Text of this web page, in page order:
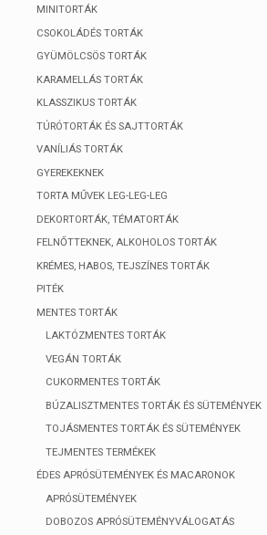
MINITORTÁK
CSOKOLÁDÉS TORTÁK
GYÜMÖLCSÖS TORTÁK
KARAMELLÁS TORTÁK
KLASSZIKUS TORTÁK
TÚRÓTORTÁK ÉS SAJTTORTÁK
VANÍLIÁS TORTÁK
GYEREKEKNEK
TORTA MŰVEK LEG-LEG-LEG
DEKORTORTÁK, TÉMATORTÁK
FELNŐTTEKNEK, ALKOHOLOS TORTÁK
KRÉMES, HABOS, TEJSZÍNES TORTÁK
PITÉK
MENTES TORTÁK
LAKTÓZMENTES TORTÁK
VEGÁN TORTÁK
CUKORMENTES TORTÁK
BÚZALISZTMENTES TORTÁK ÉS SÜTEMÉNYEK
TOJÁSMENTES TORTÁK ÉS SÜTEMÉNYEK
TEJMENTES TERMÉKEK
ÉDES APRÓSÜTEMÉNYEK ÉS MACARONOK
APRÓSÜTEMÉNYEK
DOBOZOS APRÓSÜTEMÉNYVÁLOGATÁS